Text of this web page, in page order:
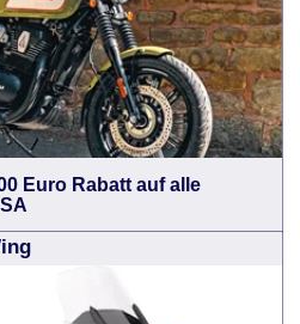
Euro Rabatt auf alle